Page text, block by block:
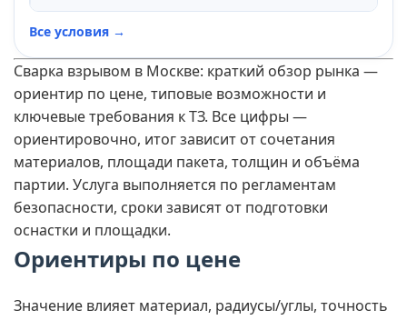
Все условия →
Сварка взрывом в Москве: краткий обзор рынка —
ориентир по цене, типовые возможности и
ключевые требования к ТЗ. Все цифры —
ориентировочно, итог зависит от сочетания
материалов, площади пакета, толщин и объёма
партии. Услуга выполняется по регламентам
безопасности, сроки зависят от подготовки
оснастки и площадки.
Ориентиры по цене
Значение влияет материал, радиусы/углы, точность